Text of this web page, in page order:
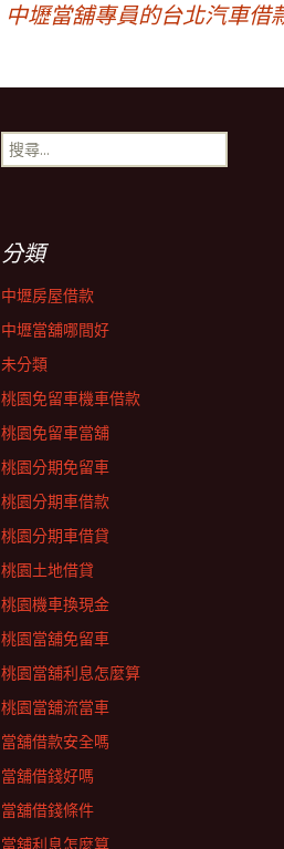
中壢當舖專員的台北汽車借
搜
尋
分類
中壢房屋借款
中壢當舖哪間好
未分類
桃園免留車機車借款
桃園免留車當舖
桃園分期免留車
桃園分期車借款
桃園分期車借貸
桃園土地借貸
桃園機車換現金
桃園當舖免留車
桃園當舖利息怎麼算
桃園當舖流當車
當舖借款安全嗎
當舖借錢好嗎
當舖借錢條件
當舖利息怎麼算